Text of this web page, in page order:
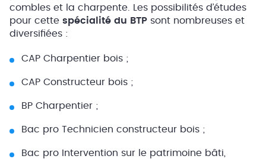
combles et la charpente. Les possibilités d’études
pour cette spécialité du BTP sont nombreuses et
diversifiées :
CAP Charpentier bois ;
CAP Constructeur bois ;
BP Charpentier ;
Bac pro Technicien constructeur bois ;
Bac pro Intervention sur le patrimoine bâti,